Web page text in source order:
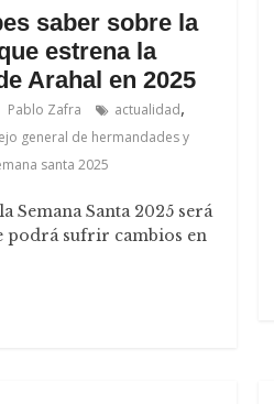
saber sobre la
estrena la
Arahal en 2025
Pablo Zafra actualidad,
general de hermandades y
santa 2025
Semana Santa 2025 será
podrá sufrir cambios en